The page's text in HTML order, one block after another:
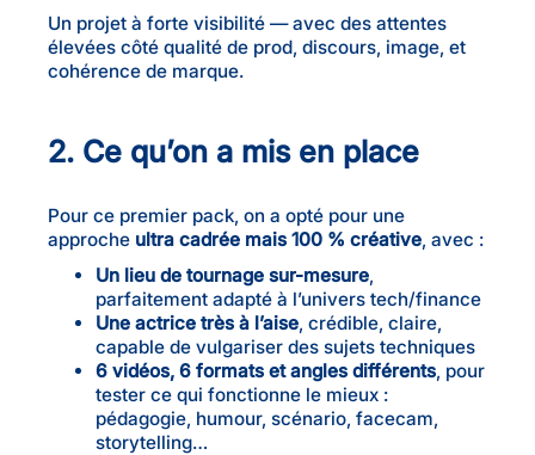
Un projet à forte visibilité — avec des attentes
élevées côté qualité de prod, discours, image, et
cohérence de marque.
2. Ce qu’on a mis en place
Pour ce premier pack, on a opté pour une
approche ultra cadrée mais 100 % créative, avec :
Un lieu de tournage sur-mesure,
parfaitement adapté à l’univers tech/finance
Une actrice très à l’aise, crédible, claire,
capable de vulgariser des sujets techniques
6 vidéos, 6 formats et angles différents, pour
tester ce qui fonctionne le mieux :
pédagogie, humour, scénario, facecam,
storytelling…